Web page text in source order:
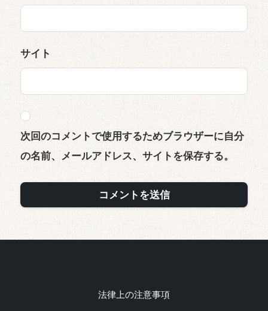
サイト
次回のコメントで使用するためブラウザーに自分
の名前、メールアドレス、サイトを保存する。
法律上の注意事項